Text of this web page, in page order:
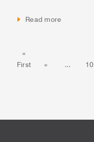
Read more
«
First « 10